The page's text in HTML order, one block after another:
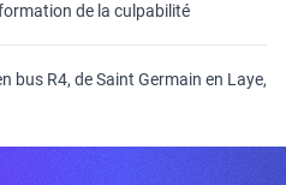
de la culpabilité
bus R4, de Saint Germain en Laye,